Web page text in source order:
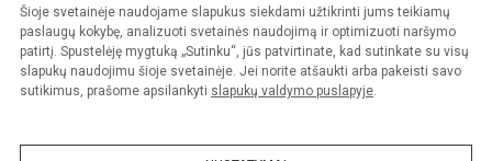
Šioje svetainėje naudojame slapukus siekdami užtikrinti jums teikiamų
paslaugų kokybę, analizuoti svetainės naudojimą ir optimizuoti naršymo
patirtį. Spustelėję mygtuką „Sutinku“, jūs patvirtinate, kad sutinkate su visų
slapukų naudojimu šioje svetainėje. Jei norite atšaukti arba pakeisti savo
sutikimus, prašome apsilankyti slapukų valdymo puslapyje.
© 2024. Mažeikių lopšelis-darželis „Žilvitis“. Visos teisės saugomos.
Kopijuoti turinį be raštiško įstaigos administracijos sutikimo griežtai draudžiama.
Prieinamumo paraiška Slapukų valdymas
Sumanus būdas atnaujinti